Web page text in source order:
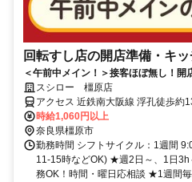
回転すし店の開店準備・キ
＜午前中メイン！＞接客ほぼ無し！
スシロー 橿原店
アクセス 近鉄南大阪線 浮孔徒歩約
分、ＪＲ桜井線/ＪＲ和歌山線 金橋
時給1,060円以上
奈良県橿原市
勤務時間 シフトサイクル：1週間
11-15時などOK) ★週2日～、1日
務OK！時間・曜日応相談 ★1週間